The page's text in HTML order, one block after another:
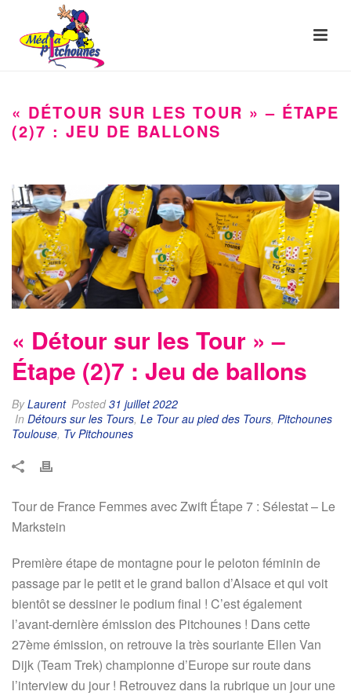
« DÉTOUR SUR LES TOUR » – ÉTAPE
(2)7 : JEU DE BALLONS
« Détour sur les Tour » –
Étape (2)7 : Jeu de ballons
ByLaurent Posted31 juillet 2022
In Détours sur les Tours, Le Tour au pied des Tours, Pitchounes
Toulouse, Tv Pitchounes
Tour de France Femmes avec Zwift Étape 7 : Sélestat – Le
Markstein
Première étape de montagne pour le peloton féminin de
passage par le petit et le grand ballon d’Alsace et qui voit
bientôt se dessiner le podium final ! C’est également
l’avant-dernière émission des Pitchounes ! Dans cette
27ème émission, on retrouve la très souriante Ellen Van
Dijk (Team Trek) championne d’Europe sur route dans
l’interview du jour ! Retrouvez dans la rubrique un jour une